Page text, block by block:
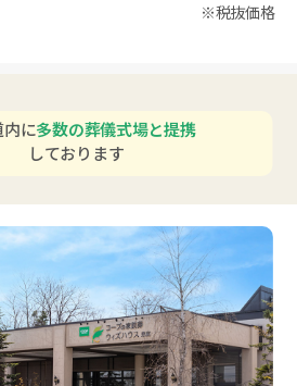
※税抜価格
に多数の葬儀式場と提携
しております